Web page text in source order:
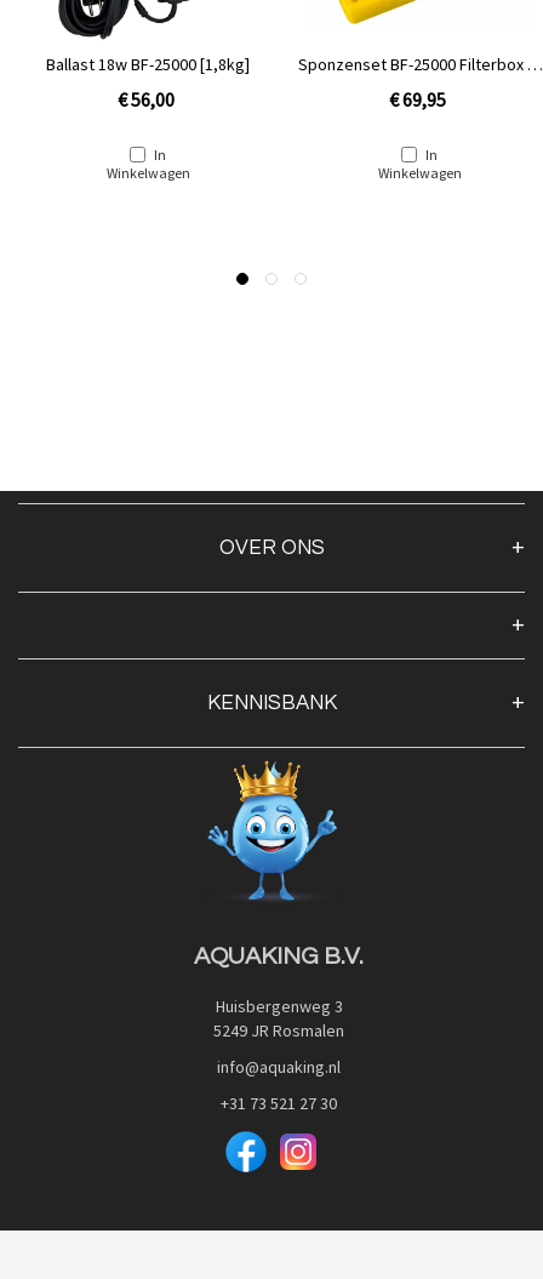
Ballast 18w BF-25000 [1,8kg]
€ 56,00
In
Winkelwagen
Sponzenset BF-25000 Filterbox [4
€ 69,95
In
Winkelwagen
OVER ONS
Openingstijden
Contact
Privacy Policy
Veilig betalen met:
KENNISBANK
Blog
Advies
Red Label Filter Series
Nishikigoi-Ô
JPD Japan Pet Design
AQUAKING B.V.
Huisbergenweg 3
5249 JR Rosmalen
info@aquaking.nl
+31 73 521 27 30